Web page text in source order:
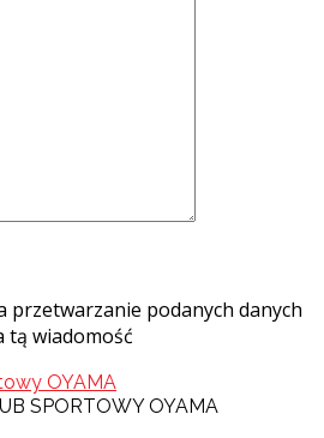
przetwarzanie podanych danych
tą wiadomość
SPORTOWY OYAMA